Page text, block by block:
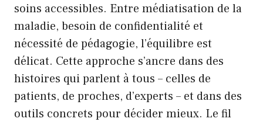
soins accessibles. Entre médiatisation de la
maladie, besoin de confidentialité et
nécessité de pédagogie, l’équilibre est
délicat. Cette approche s’ancre dans des
histoires qui parlent à tous – celles de
patients, de proches, d’experts – et dans des
outils concrets pour décider mieux. Le fil